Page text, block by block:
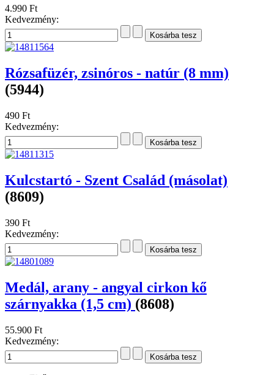
4.990 Ft
Kedvezmény:
Rózsafüzér, zsinóros - natúr (8 mm)
(5944)
490 Ft
Kedvezmény:
Kulcstartó - Szent Család (másolat)
(8609)
390 Ft
Kedvezmény:
Medál, arany - angyal cirkon kő
szárnyakka (1,5 cm) (8608)
55.900 Ft
Kedvezmény: